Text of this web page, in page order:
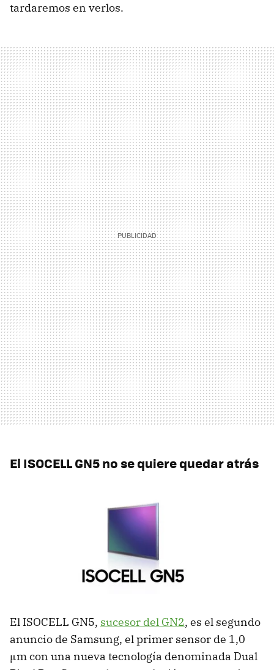
tardaremos en verlos.
El ISOCELL GN5 no se quiere quedar atrás
El ISOCELL GN5, sucesor del GN2, es el segundo
anuncio de Samsung, el primer sensor de 1,0
μm con una nueva tecnología denominada Dual